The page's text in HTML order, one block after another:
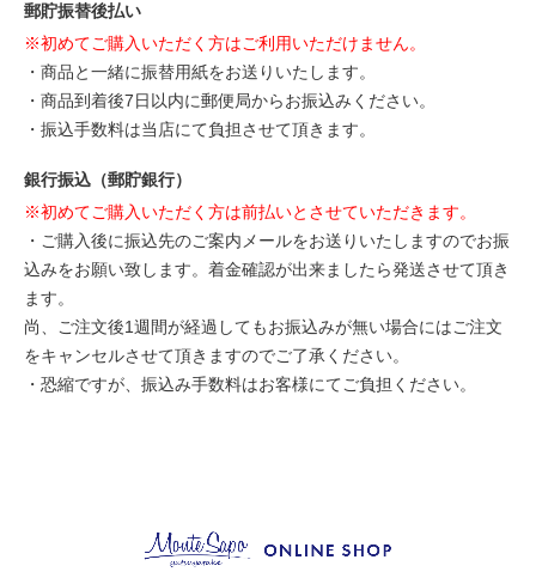
郵貯振替後払い
※初めてご購入いただく方はご利用いただけません。
・商品と一緒に振替用紙をお送りいたします。
・商品到着後7日以内に郵便局からお振込みください。
・振込手数料は当店にて負担させて頂きます。
銀行振込（郵貯銀行）
※初めてご購入いただく方は前払いとさせていただきます。
・ご購入後に振込先のご案内メールをお送りいたしますのでお振
込みをお願い致します。着金確認が出来ましたら発送させて頂き
ます。
尚、ご注文後1週間が経過してもお振込みが無い場合にはご注文
をキャンセルさせて頂きますのでご了承ください。
・恐縮ですが、振込み手数料はお客様にてご負担ください。